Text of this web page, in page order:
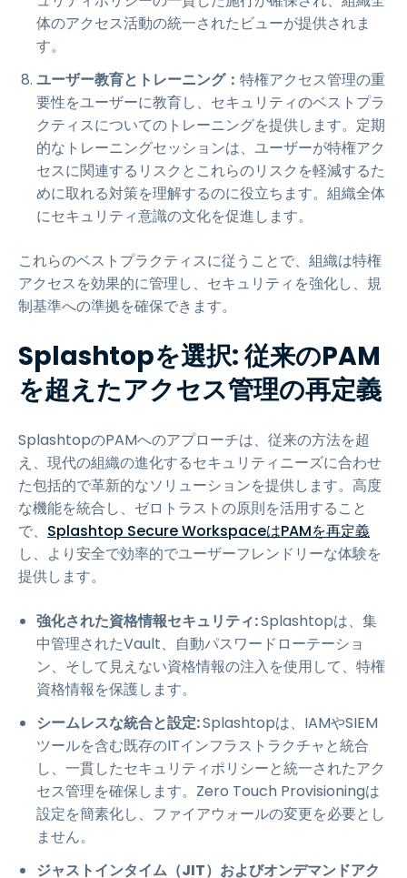
体のアクセス活動の統一されたビューが提供されま
す。
ユーザー教育とトレーニング： 特権アクセス管理の重
要性をユーザーに教育し、セキュリティのベストプラ
クティスについてのトレーニングを提供します。定期
的なトレーニングセッションは、ユーザーが特権アク
セスに関連するリスクとこれらのリスクを軽減するた
めに取れる対策を理解するのに役立ちます。組織全体
にセキュリティ意識の文化を促進します。
これらのベストプラクティスに従うことで、組織は特権
アクセスを効果的に管理し、セキュリティを強化し、規
制基準への準拠を確保できます。
Splashtopを選択: 従来のPAM
を超えたアクセス管理の再定義
SplashtopのPAMへのアプローチは、従来の方法を超
え、現代の組織の進化するセキュリティニーズに合わせ
た包括的で革新的なソリューションを提供します。高度
な機能を統合し、ゼロトラストの原則を活用すること
で、 Splashtop Secure WorkspaceはPAMを再定義
し、より安全で効率的でユーザーフレンドリーな体験を
提供します。
強化された資格情報セキュリティ:Splashtopは、集
中管理されたVault、自動パスワードローテーショ
ン、そして見えない資格情報の注入を使用して、特権
資格情報を保護します。
シームレスな統合と設定:Splashtopは、IAMやSIEM
ツールを含む既存のITインフラストラクチャと統合
し、一貫したセキュリティポリシーと統一されたアク
セス管理を確保します。Zero Touch Provisioningは
設定を簡素化し、ファイアウォールの変更を必要とし
ません。
ジャストインタイム（JIT）およびオンデマンドアク